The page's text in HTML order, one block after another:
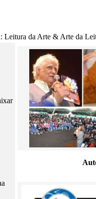
Leitura da Arte & Arte da